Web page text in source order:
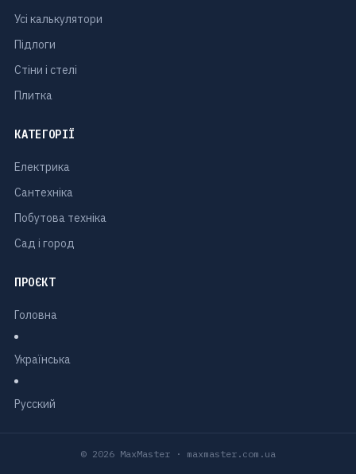
Усі калькулятори
Підлоги
Стіни і стелі
Плитка
КАТЕГОРІЇ
Електрика
Сантехніка
Побутова техніка
Сад і город
ПРОЄКТ
Головна
Українська
Русский
© 2026 MaxMaster · maxmaster.com.ua